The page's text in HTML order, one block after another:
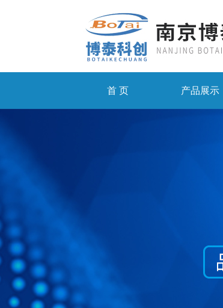
首 页 产品展示